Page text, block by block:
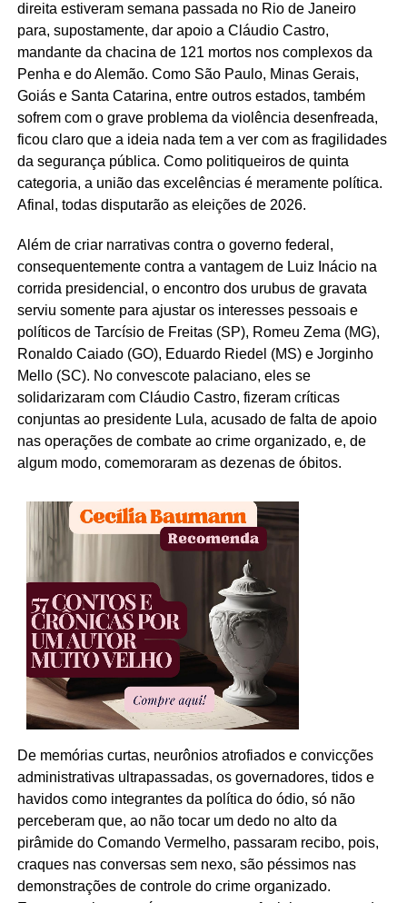
direita estiveram semana passada no Rio de Janeiro
para, supostamente, dar apoio a Cláudio Castro,
mandante da chacina de 121 mortos nos complexos da
Penha e do Alemão. Como São Paulo, Minas Gerais,
Goiás e Santa Catarina, entre outros estados, também
sofrem com o grave problema da violência desenfreada,
ficou claro que a ideia nada tem a ver com as fragilidades
da segurança pública. Como politiqueiros de quinta
categoria, a união das excelências é meramente política.
Afinal, todas disputarão as eleições de 2026.
Além de criar narrativas contra o governo federal,
consequentemente contra a vantagem de Luiz Inácio na
corrida presidencial, o encontro dos urubus de gravata
serviu somente para ajustar os interesses pessoais e
políticos de Tarcísio de Freitas (SP), Romeu Zema (MG),
Ronaldo Caiado (GO), Eduardo Riedel (MS) e Jorginho
Mello (SC). No convescote palaciano, eles se
solidarizaram com Cláudio Castro, fizeram críticas
conjuntas ao presidente Lula, acusado de falta de apoio
nas operações de combate ao crime organizado, e, de
algum modo, comemoraram as dezenas de óbitos.
De memórias curtas, neurônios atrofiados e convicções
administrativas ultrapassadas, os governadores, tidos e
havidos como integrantes da política do ódio, só não
perceberam que, ao não tocar um dedo no alto da
pirâmide do Comando Vermelho, passaram recibo, pois,
craques nas conversas sem nexo, são péssimos nas
demonstrações de controle do crime organizado.